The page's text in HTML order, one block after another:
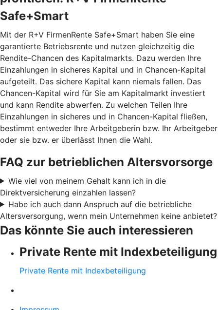
Safe+Smart
Mit der R+V FirmenRente Safe+Smart haben Sie eine
garantierte Betriebsrente und nutzen gleichzeitig die
Rendite-Chancen des Kapitalmarkts. Dazu werden Ihre
Einzahlungen in sicheres Kapital und in Chancen-Kapital
aufgeteilt. Das sichere Kapital kann niemals fallen. Das
Chancen-Kapital wird für Sie am Kapitalmarkt investiert
und kann Rendite abwerfen. Zu welchen Teilen Ihre
Einzahlungen in sicheres und in Chancen-Kapital fließen,
bestimmt entweder Ihre Arbeitgeberin bzw. Ihr Arbeitgeber
oder sie bzw. er überlässt Ihnen die Wahl.
FAQ zur betrieblichen Altersvorsorge
Wie viel von meinem Gehalt kann ich in die
Direktversicherung einzahlen lassen?
Habe ich auch dann Anspruch auf die betriebliche
Altersversorgung, wenn mein Unternehmen keine anbietet?
Das könnte Sie auch interessieren
Private Rente mit Indexbeteiligung
Private Rente mit Indexbeteiligung